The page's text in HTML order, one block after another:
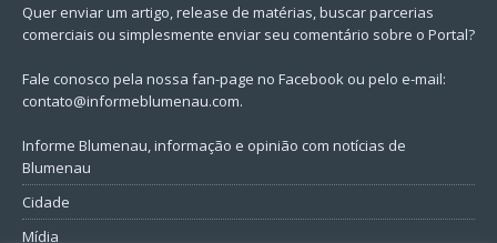
Quer enviar um artigo, release de matérias, buscar parcerias
comerciais ou simplesmente enviar seu comentário sobre o Portal?
Fale conosco pela nossa fan-page no Facebook ou pelo e-mail:
contato@informeblumenau.com.
Informe Blumenau, informação e opinião com notícias de
Blumenau
Cidade
Mídia